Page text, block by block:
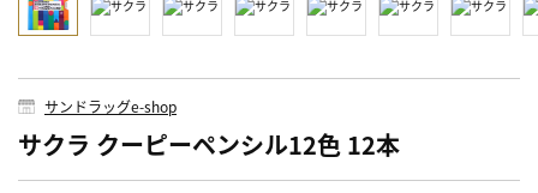
サンドラッグe-shop
サクラ クーピーペンシル12色 12本